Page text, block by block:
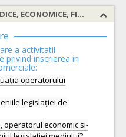
SECTIUNEA III: INFORMATII JURIDICE, ECONOMICE, FINANCIARE SI TEHNICE
a activitatii
privind inscrierea in
operatorului
legislației de
operatorul economic si-